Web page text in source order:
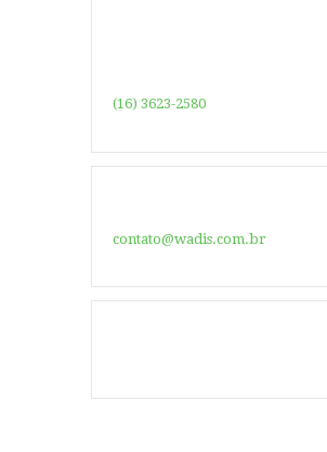
(16) 3623-2580
contato@wadis.com.br